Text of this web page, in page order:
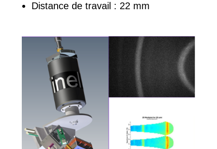
Distance de travail : 22 mm